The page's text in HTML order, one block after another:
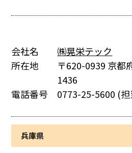
会社名
㈱晃栄テック
所在地
〒620-0939 京都
1436
電話番号
0773-25-5600 (
兵庫県